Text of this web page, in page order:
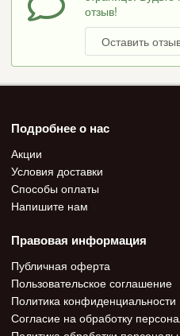
отзыв!
Оставить
Подробнее о нас
Акции
Условия доставки
Способы оплаты
Напишите нам
Правовая информация
Публичная оферта
Пользовательское соглашение
Политика конфиденциальности
Согласие на обработку